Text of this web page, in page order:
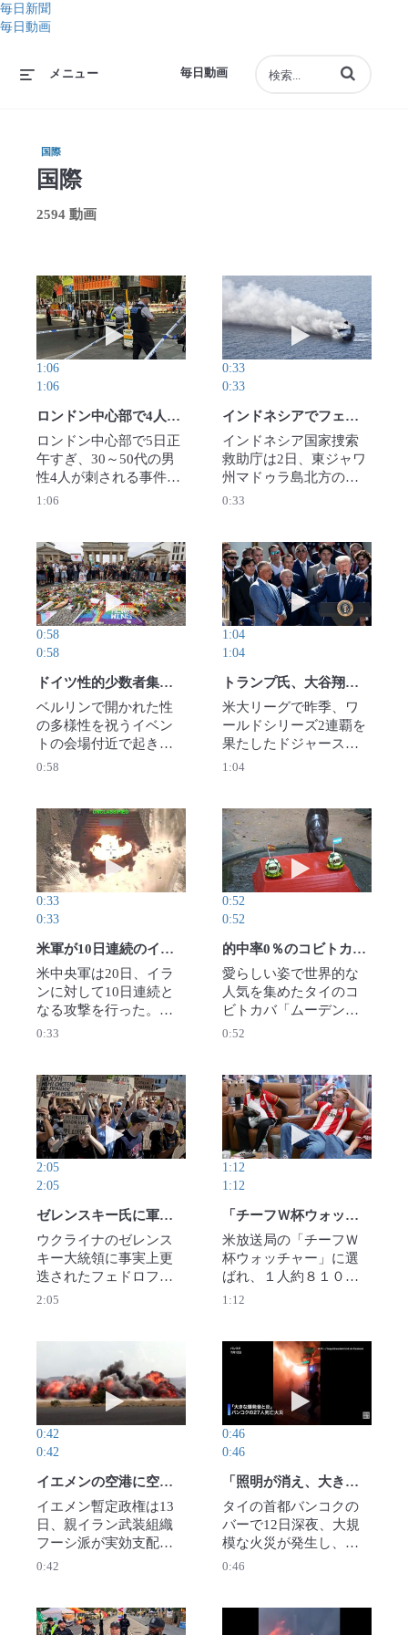
毎日新聞
毎日動画
毎日動画
メニュー 動画の検索語句
国際
国際
2594 動画
動画を再生 ロンドン中心部で4人刺される 47歳
1:06
1:06
ロンドン中心部で4人刺される 47歳女性逮捕
ロンドン中心部で5日正
午すぎ、30～50代の男
性4人が刺される事件が
あり、ロンドン警視庁
捕した。4人は病院に搬
送されたが、いずれも
命に別条はないとい
う。警察は女性の精神
状態も含め事件の経緯
を調べている。
（NEWSFLARE・SWNS
／ロイター）2026年8月
1:06
動画を再生 イン
0:33
0:33
インドネシアでフェリー火災 行方不明者多数
インドネシア国家捜索
救助庁は2日、東ジャワ
州マドゥラ島北方の海
域でフェリー「ムティ
も5人が死亡、41人が行
方不明になったと発表
した。225人が救助され
た。（BASARNAS／ロ
イター)2026年8月3日公
開
0:33
動画を再生 ドイツ性的少数者集会テロ事件 ベ
0:58
0:58
ドイツ性的少数者集会テロ事件 ベルリンで追悼の集い 容疑者は射殺
ベルリンで開かれた性
の多様性を祝うイベン
トの会場付近で起きた
テロ事件で地元警察は
たと発表した。容疑者
は過激派組織「イスラ
ム国」支持者とみられ
る。 イベントは毎年恒
例の大規模なパレード
で性的少数者の権利向
上を訴え、参加者は数
十万人に上った。ベル
で人混みにワンボック
スカーが突入。運転者
は逃走していた。事件
を受け、ベルリンのブ
で追悼の集いが開かれ
た。（ロイター／
Anadolu Agency、AP）
2026年7月27日公開
0:58
動画を再生 トラ
1:04
1:04
トランプ氏、大谷翔平は「皆に愛されている」ドジャース表敬訪問
米大リーグで昨季、ワ
ールドシリーズ2連覇を
果たしたドジャースが
23日、ホワイトハウス
朗希の3選手も参加し
た。ドジャースの表敬
訪問は2年連続。トラン
プ米大統領は「お帰り
なさいと言えることに
わくわくしている。来
年もまた会えるだろ
う」と語った。（ロイ
開
1:04
動画を再生 米軍が10日連続のイラン攻撃 「代償
0:33
0:33
米軍が10日連続のイラン攻撃 「代償支払わせる」とトランプ氏
米中央軍は20日、イラ
ンに対して10日連続と
なる攻撃を行った。ホ
ルムズ海峡で商船攻撃
だとしている。イラン
側も湾岸諸国の米軍基
地などを標的に報復を
続けており、衝突が収
束する兆しは見えな
い。（ロイター）2026
年7月21日公開
0:33
動画を再生 的中
0:52
0:52
的中率0％のコビトカバ、次こそ? W杯優勝予想はアルゼンチン
愛らしい姿で世界的な
人気を集めたタイのコ
ビトカバ「ムーデン」
が18日、サッカー・ワ
い、アルゼンチンの勝
利を予想した。ただ、
ここまでの予想は2戦全
敗で、的中率は0％。3
度目で初的中するか注
目されている。（ロイ
ター）2026年7月19日公
開
0:52
動画を再生 ゼレンスキー氏に軍司令官解任を要
2:05
2:05
ゼレンスキー氏に軍司令官解任を要求 キーウで3日連続デモ
ウクライナのゼレンス
キー大統領に事実上更
迭されたフェドロフ前
国防相が１６日、シル
権・軍内部の対立がは
っきりと表面化し​た。
記者会見を行ったフェ
ドロフ氏は、シルスキ
ー氏が自身の政策を妨
害し、軍改革を阻止し
て‌きたと主張した。
19日公開
2:05
動画を再生 「チ
1:12
1:12
「チーフＷ杯ウォッチャー」 報酬を得て全試合を観戦
米放送局の「チーフＷ
杯ウォッチャー」に選
ばれ、１人約８１０万
円の報酬を得て、全試
クのタイムズスクエア
に設置されたガラス張
りのブースで観戦し、
その様子をＳＮＳで発
信している。（ロイタ
ー）2026年7月19日公開
1:12
動画を再生 イエメンの空港に空爆、フーシ派は
0:42
0:42
イエメンの空港に空爆、フーシ派はサウジに「報復」 緊張激化か
イエメン暫定政権は13
日、親イラン武装組織
フーシ派が実効支配す
る首都サヌアの空港を
しようとしたため、滑
0:42
動画を再生 「照
0:46
0:46
「照明が消え、大きな爆発音と炎」 バンコクの27人死亡火災
タイの首都バンコクの
バーで12日深夜、大規
模な火災が発生し、少
なくとも27人が死亡、
0:46